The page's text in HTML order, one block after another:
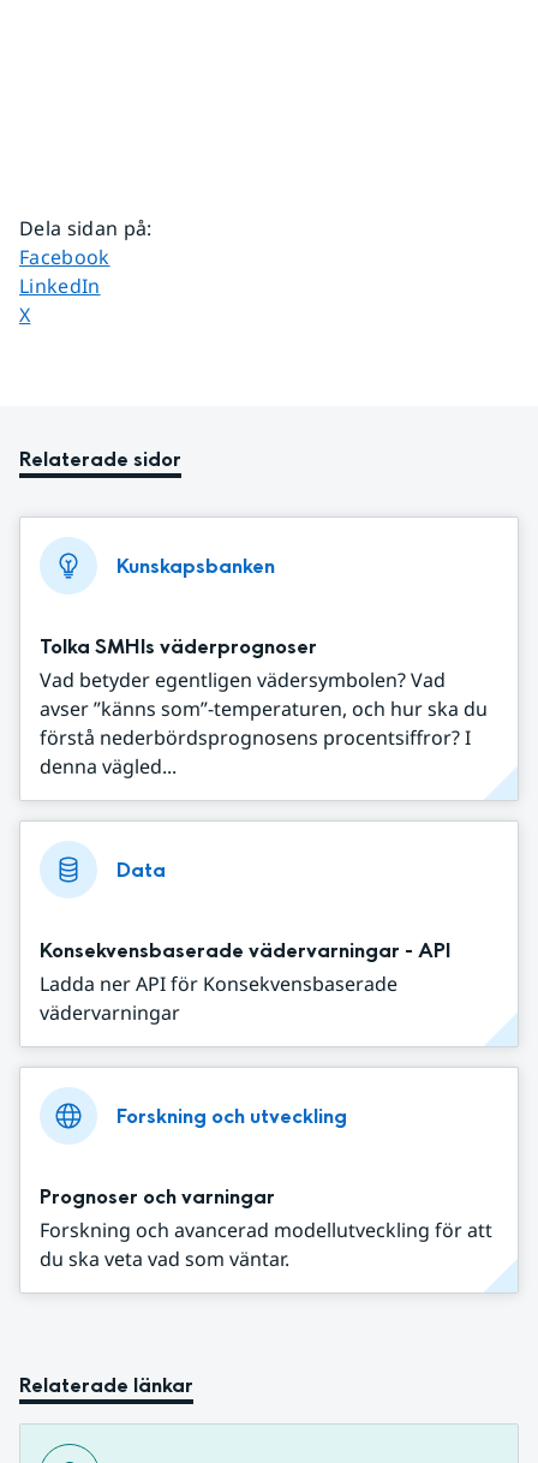
Dela sidan på:
Dela sidan på
Facebook
Dela sidan på
LinkedIn
Dela sidan på
X
Relaterade sidor
Kunskapsbanken
Tolka SMHIs väderprognoser
Vad betyder egentligen vädersymbolen? Vad
avser ”känns som”-temperaturen, och hur ska du
förstå nederbördsprognosens procentsiffror? I
denna vägled...
Data
Konsekvensbaserade vädervarningar - API
Ladda ner API för Konsekvensbaserade
vädervarningar
Forskning och utveckling
Prognoser och varningar
Forskning och avancerad modellutveckling för att
du ska veta vad som väntar.
Relaterade länkar